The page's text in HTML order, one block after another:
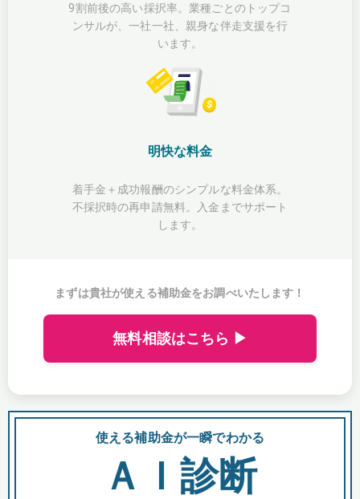
9割前後の高い採択率。業種ごとのトップコ
ンサルが、一社一社、親身な伴走支援を行
います。
明快な料金
着手金＋成功報酬のシンプルな料金体系。
不採択時の再申請無料。入金までサポート
します。
まずは貴社が使える補助金をお調べいたします！
無料相談はこちら ▶
使える補助金が一瞬でわかる
ＡＩ診断